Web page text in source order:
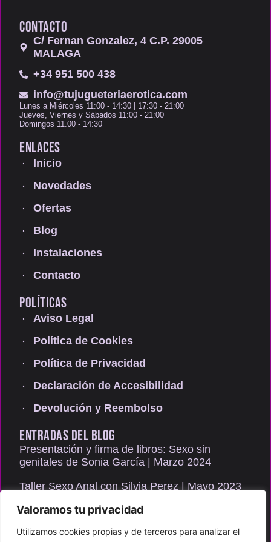
Valoramos tu privacidad
Utilizamos cookies propias y de terceros para analizar el
CONTACTO
C/ Fernan Gonzalez, 4 C.P. 29005
MALAGA
+34 951 500 438
info@tujugueteriaerotica.com
Lunes a Miércoles 11:00 - 14:30 | 17:30 - 21:00
Jueves, Viernes y Sábados 11:00 - 21:00
Domingos 11.00 - 14:30
ENLACES
Inicio
Novedades
Ofertas
Blog
Instalaciones
Contacto
POLÍTICAS
Aviso Legal
Política de Cookies
Política de Privacidad
Declaración de Accesibilidad
Devolución y Reembolso
ENTRADAS DEL BLOG
Presentación y firma de libros: Sexo sin
genitales de Sonia García | Marzo 2024
Taller Sexo Anal con Silvia Perez | Mayo 2023
Consulta de sexología presencial y gratuita |